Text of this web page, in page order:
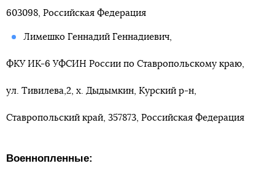
603098, Российская Федерация
Лимешко Геннадий Геннадиевич,
ФКУ ИК-6 УФСИН России по Ставропольскому краю,
ул. Тивилева,2, х. Дыдымкин, Курский р-н,
Ставропольский край, 357873, Российская Федерация
Военнопленные: